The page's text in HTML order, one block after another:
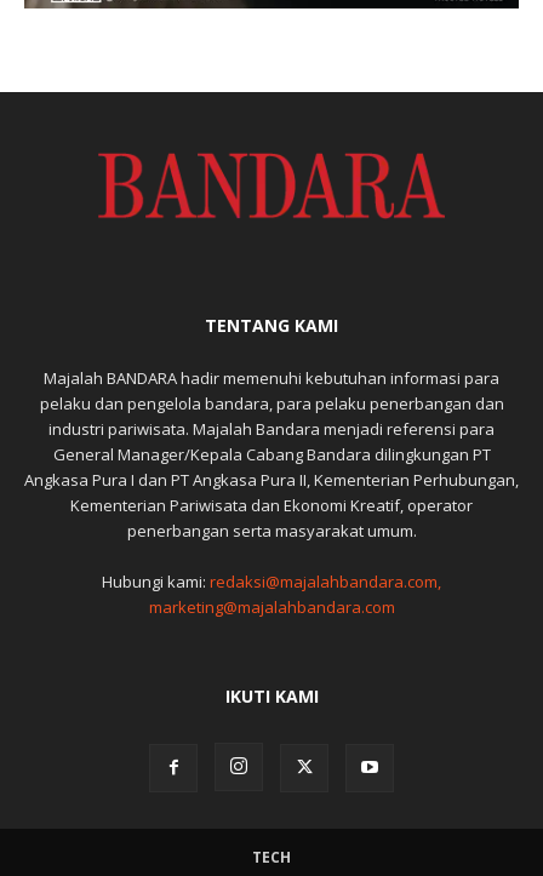
TENTANG KAMI
Majalah BANDARA hadir memenuhi kebutuhan informasi para
pelaku dan pengelola bandara, para pelaku penerbangan dan
industri pariwisata. Majalah Bandara menjadi referensi para
General Manager/Kepala Cabang Bandara dilingkungan PT
Angkasa Pura I dan PT Angkasa Pura II, Kementerian Perhubungan,
Kementerian Pariwisata dan Ekonomi Kreatif, operator
penerbangan serta masyarakat umum.
Hubungi kami: redaksi@majalahbandara.com,
marketing@majalahbandara.com
IKUTI KAMI
TECH